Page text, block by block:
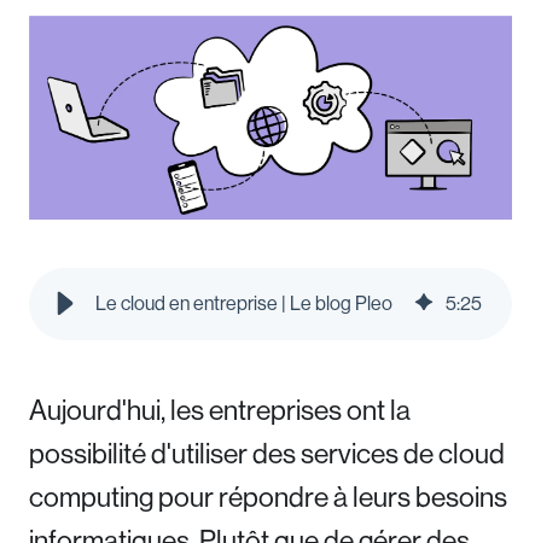
Le cloud en entreprise | Le blog Pleo 5:25
Aujourd'hui, les entreprises ont la
possibilité d'utiliser des services de cloud
computing pour répondre à leurs besoins